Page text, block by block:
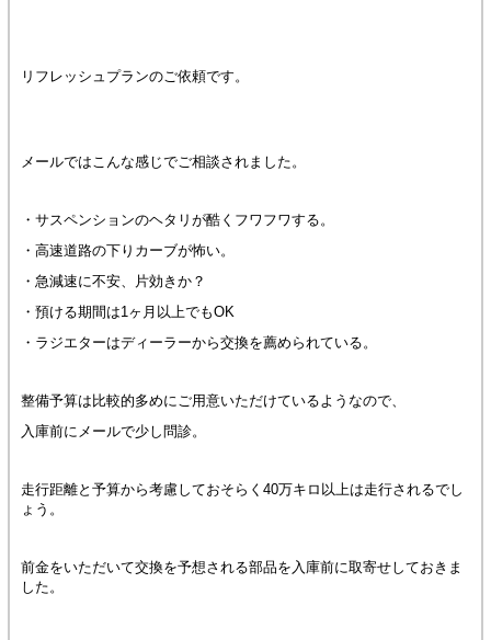
リフレッシュプランのご依頼です。
メールではこんな感じでご相談されました。
・サスペンションのヘタリが酷くフワフワする。
・高速道路の下りカーブが怖い。
・急減速に不安、片効きか？
・預ける期間は1ヶ月以上でもOK
・ラジエターはディーラーから交換を薦められている。
整備予算は比較的多めにご用意いただけているようなので、
入庫前にメールで少し問診。
走行距離と予算から考慮しておそらく40万キロ以上は走行されるでし
ょう。
前金をいただいて交換を予想される部品を入庫前に取寄せしておきま
した。